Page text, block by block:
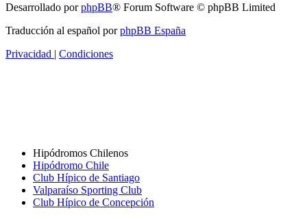
Desarrollado porphpBB® Forum Software © phpBB Limited
Traducción al español porphpBB España
Privacidad | Condiciones
Hipódromos Chilenos
Hipódromo Chile
Club Hípico de Santiago
Valparaíso Sporting Club
Club Hípico de Concepción